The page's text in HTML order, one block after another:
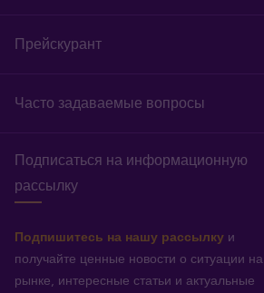
Прейскурант
Часто задаваемые вопросы
Подписаться на информационную
рассылку
Подпишитесь на нашу рассылку и
получайте ценные новости о ситуации на
рынке, интересные статьи и актуальные